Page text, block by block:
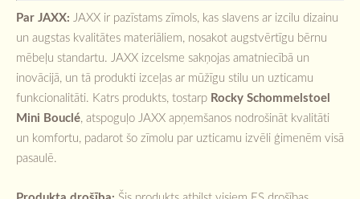
Par JAXX: JAXX ir pazīstams zīmols, kas slavens ar izcilu dizainu
un augstas kvalitātes materiāliem, nosakot augstvērtīgu bērnu
mēbeļu standartu. JAXX izcelsme sakņojas amatniecībā un
inovācijā, un tā produkti izceļas ar mūžīgu stilu un uzticamu
funkcionalitāti. Katrs produkts, tostarp Rocky Schommelstoel
Mini Bouclé, atspoguļo JAXX apņemšanos nodrošināt kvalitāti
un komfortu, padarot šo zīmolu par uzticamu izvēli ģimenēm visā
pasaulē.